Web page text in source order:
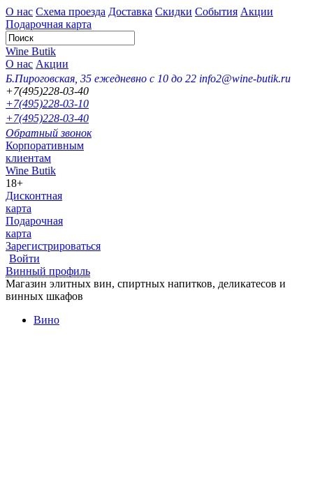
О нас Схема проезда Доставка Скидки События Акции
Подарочная карта
Wine Butik
О нас Акции
Б.Пироговская, 35 ежедневно с 10 до 22 info2@wine-butik.ru
+7(495)228-03-40
+7(495)228-03-10
+7(495)228-03-40
Обратный звонок
Корпоративным
клиентам
Wine Butik
18+
Дисконтная
карта
Подарочная
карта
Зарегистрироваться
Войти
Винный профиль
Магазин элитных вин, спиртных напитков, деликатесов и
винных шкафов
Вино